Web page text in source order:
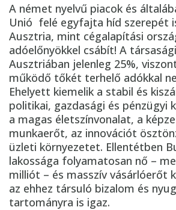
A német nyelvű piacok és
Unió felé egyfajta híd szerepét
Ausztria, mint cégalapítási
adóelőnyökkel csábít! A
Ausztriában jelenleg 25%,
működő tőkét terhelő adókkal
Ehelyett kiemelik a stabil és
politikai, gazdasági és pénzügyi
a magas életszínvonalat, a
munkaerőt, az innovációt
üzleti környezetet. Ellentétben
lakossága folyamatosan nő –
milliót – és masszív vásárlóerőt
az ehhez társuló bizalom és
tartományra is igaz.